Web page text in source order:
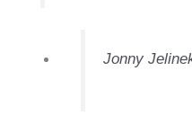
Jonny